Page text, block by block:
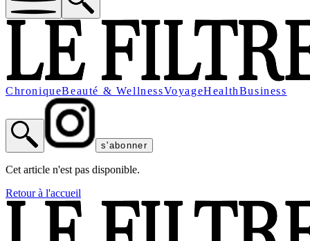
ChroniqueBeauté & WellnessVoyageHealthBusiness
s'abonner
Cet article n'est pas disponible.
Retour à l'accueil